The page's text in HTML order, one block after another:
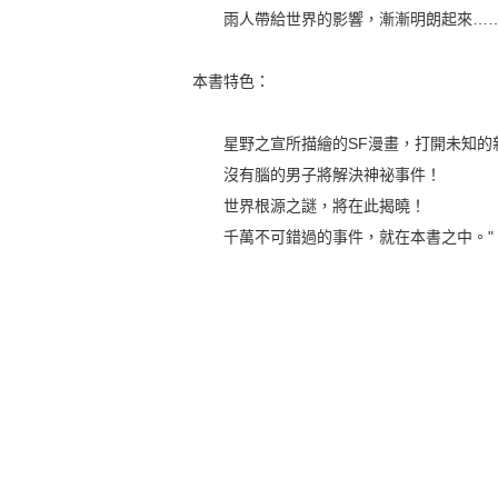
雨人帶給世界的影響，漸漸明朗起來……
本書特色：
星野之宣所描繪的SF漫畫，打開未知的
沒有腦的男子將解決神祕事件！
世界根源之謎，將在此揭曉！
千萬不可錯過的事件，就在本書之中。"